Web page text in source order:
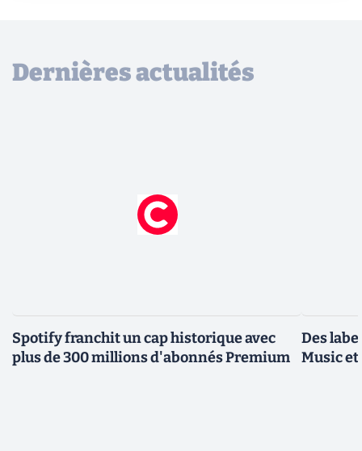
Dernières actualités
Spotify franchit un cap historique avec
plus de 300 millions d'abonnés Premium
Des
Music